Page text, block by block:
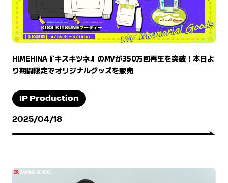
HIMEHINA『キスキツネ』のMVが350万回再生を突破！本日よ
り期間限定でオリジナルグッズを販売
IP Production
2025/04/18